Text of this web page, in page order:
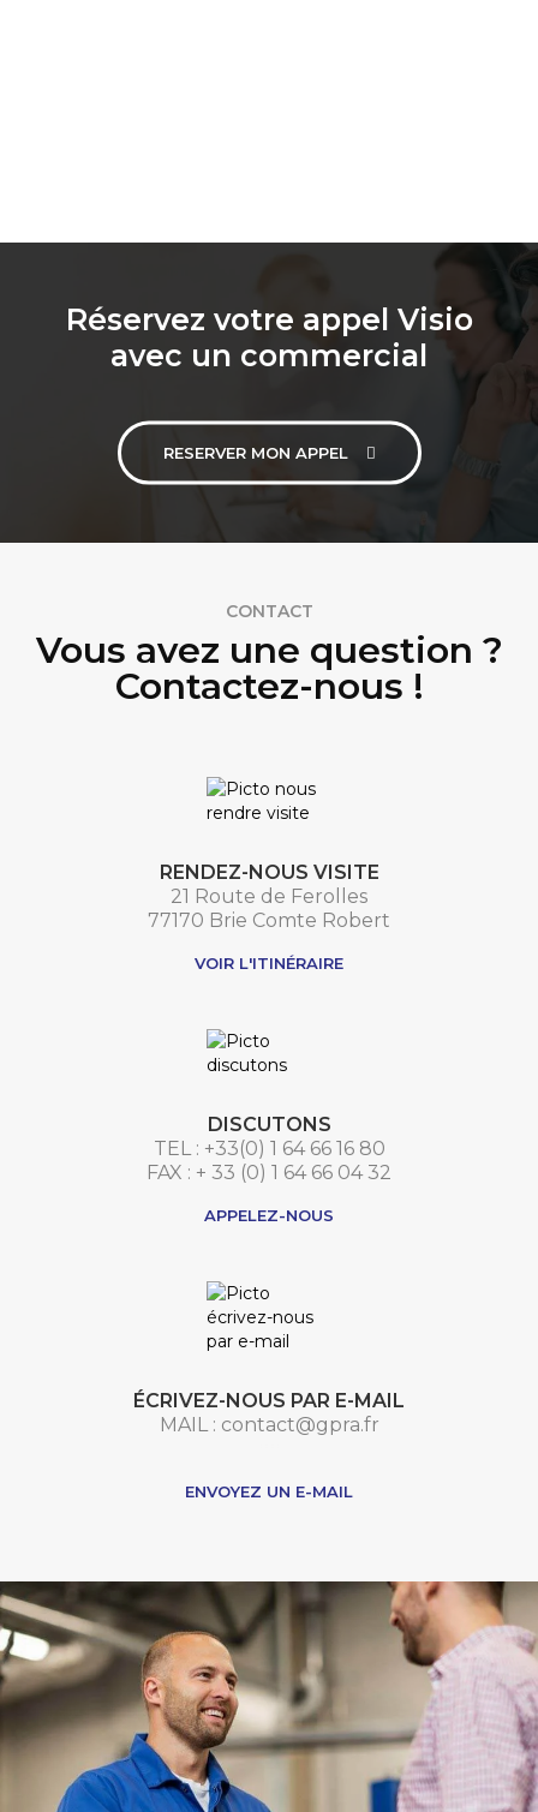
Réservez votre appel Visio
avec un commercial
RESERVER MON APPEL
CONTACT
Vous avez une question ?
Contactez-nous !
RENDEZ-NOUS VISITE
21 Route de Ferolles
77170 Brie Comte Robert
VOIR L'ITINÉRAIRE
DISCUTONS
TEL : +33(0) 1 64 66 16 80
FAX : + 33 (0) 1 64 66 04 32
APPELEZ-NOUS
ÉCRIVEZ-NOUS PAR E-MAIL
MAIL : contact@gpra.fr
ENVOYEZ UN E-MAIL